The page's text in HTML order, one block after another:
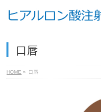
口唇
HOME » 口唇